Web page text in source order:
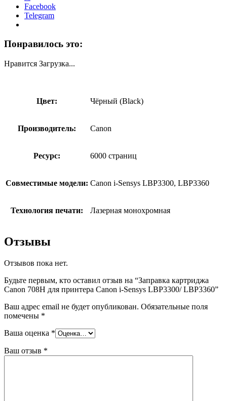
Facebook
Telegram
Понравилось это:
Нравится Загрузка...
Цвет: Чёрный (Black)
Производитель: Canon
Ресурс: 6000 страниц
Совместимые модели: Canon i-Sensys LBP3300, LBP3360
Технология печати: Лазерная монохромная
Отзывы
Отзывов пока нет.
Будьте первым, кто оставил отзыв на “Заправка картриджа
Canon 708H для принтера Canon i-Sensys LBP3300/ LBP3360”
Ваш адрес email не будет опубликован. Обязательные поля
помечены *
Ваша оценка *
Ваш отзыв *